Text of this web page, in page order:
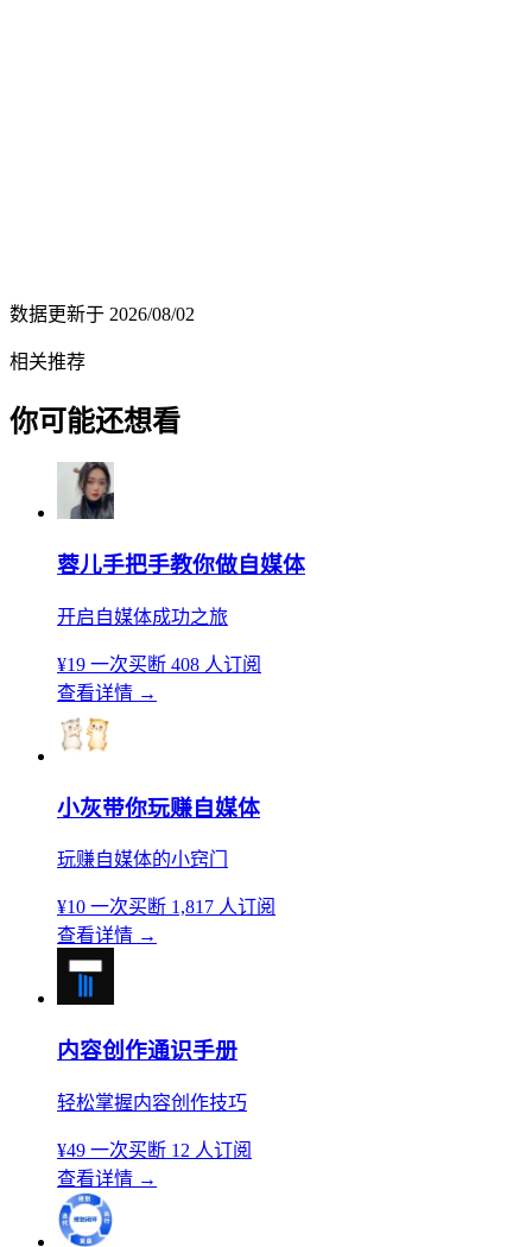
数据更新于 2026/08/02
相关推荐
你可能还想看
蓉儿手把手教你做自媒体
开启自媒体成功之旅
¥19 一次买断 408 人订阅
查看详情 →
小灰带你玩赚自媒体
玩赚自媒体的小窍门
¥10 一次买断 1,817 人订阅
查看详情 →
内容创作通识手册
轻松掌握内容创作技巧
¥49 一次买断 12 人订阅
查看详情 →